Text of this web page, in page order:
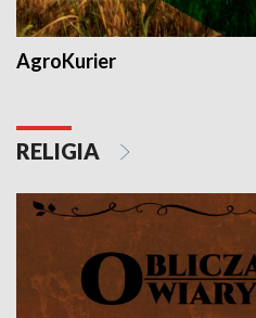
AgroKurier
RELIGIA